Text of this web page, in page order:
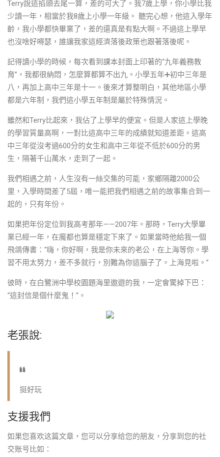
Terry說這掐頭去尾一算，差的可大了。我7歲上學，你小學比我
少讀一年，相當於我8歲上小學一年級。 聽完心想，他這入學年
齡，我小學都快畢業了，差的還真是有點大啊。不過這上學早
也沒啥好嘚瑟，誰讓我家這經濟落後政策也跟著落後呢。
記得讀小學的時候，每次看到課本封面上印著的“九年義務教
育”，我都很納悶，怎麼算都算不出九。小學五年➕初中三年是
八，再加上高中三年是十一。後來才算整明白，其他地區小學
都是六年制，我們這小學五年制是屬於特殊情況。
雖然和Terry比起來，我佔了上學早的便宜。但是人家這上學晚
的學習質量高啊，一對比這高中三年的成績就知道差距。這高
中三年從沒考過600分的女生和高中三年從不低於600分的男
生，隔著千山萬水，走到了一起。
我們相遇之前，人生沒有一絲交集的可能，家鄉隔離2000公
里，入學時間差了5屆，唯一能把我們相遇之前的故事集合到一
起的，只有年份。
如果把年份定位到我高考那年——2007年。那時，Terry大學畢
業已經一年，在魔都也算是穩定下來了。如果當時他給我一個
飛鴿傳書：“嗨，你好啊，我是你未來的老公，在上海等你。學
習不用太努力，差不多就行，別難為你這腦子了。上海見啦。”
彼時，在白鷺洲中學校園題海里遨遊的我，一定會驚掉下巴：
“這封信是個什麼鬼！”。
老張說:
挺好玩
支援我們
如果您喜欢这篇文章，您可以分享给您的朋友，分享到您的社
交账号比如：